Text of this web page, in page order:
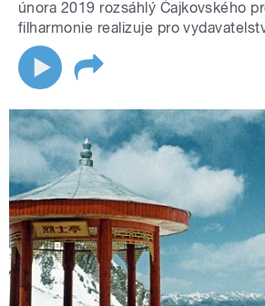
února 2019 rozsáhlý Čajkovského
filharmonie realizuje pro